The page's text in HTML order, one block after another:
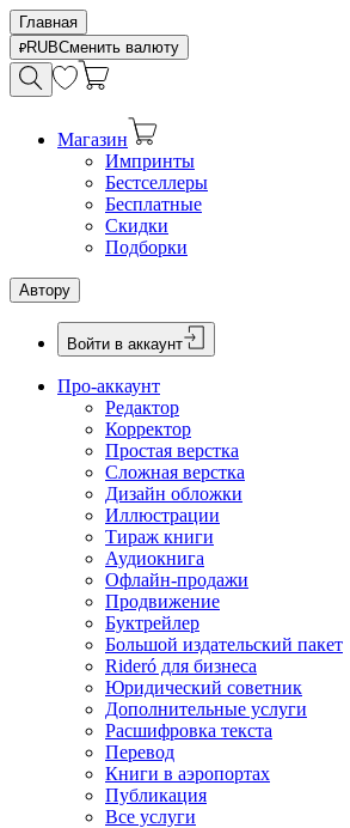
Главная
RUBСменить валюту
Магазин
Импринты
Бестселлеры
Бесплатные
Скидки
Подборки
Автору
Войти в аккаунт
Про-аккаунт
Редактор
Корректор
Простая верстка
Сложная верстка
Дизайн обложки
Иллюстрации
Тираж книги
Аудиокнига
Офлайн-продажи
Продвижение
Буктрейлер
Большой издательский пакет
Rideró для бизнеса
Юридический советник
Дополнительные услуги
Расшифровка текста
Перевод
Книги в аэропортах
Публикация
Все услуги